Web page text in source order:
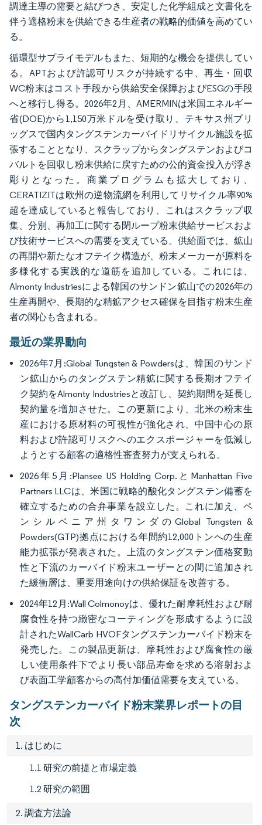
調達主導の需要と結びつき、安定した化学組成と文書化を
伴う適格粉末を供給できる生産者の戦略的価値を高めてい
る。
循環型サプライモデルもまた、短期的な機会を提供してい
る。APTおよび許認可リスクが持続する中、再生・回収
WC粉末はコスト手段から供給安全保障およびESGの手段
へと移行し得る。2026年2月、AMERMINは米国エネルギー
省(DOE)から1,150万米ドルを受け取り、テキサス州ブリ
ッグスで国内タングステンカーバイドリサイクル施設を拡
張することとなり、スクラップからタングステンおよびコ
バルトを回収し粉末供給に戻すための公的資金投入が浮き
彫りとなった。商業プログラムも拡大しており、
CERATIZITは欧州の逆物流網を利用してリサイクル率90%
超を達成していると報告しており、これはスクラップ収
集、分別、再加工に関する閉ループ粉末供給サービスおよ
び技術サービスへの需要を支えている。供給面では、鉱山
の再開や新たなオフテイク構造が、粉末メーカーが原料を
多様化する実践的な道筋を追加している。これには、
Almonty Industriesによる韓国のサンドン鉱山での2026年の
生産再開や、長期的な精鉱アクセス確保を目指す粉末生産
者の関心も含まれる。
最近の業界動向
2026年7月:Global Tungsten & Powdersは、韓国のサンド
ン鉱山からのタングステン精鉱に関する長期オフテイ
ク契約をAlmonty Industriesと改訂し、契約期間を延長し
契約量を増加させた。この更新により、北米の粉末生
産における原材料の可視性が強化され、中国中心の原
料および許認可リスクへのエクスポージャーを低減し
ようとする顧客の適格性審査努力が支えられる。
2026年5月:Plansee US Holding Corp.とManhattan Five
Partners LLCは、米国に戦略的酸化タングステン備蓄を
確立するための合弁事業を設立した。これに加え、ペ
ンシルベニア州タワンダのGlobal Tungsten &
Powders(GTP)拠点における年間約12,000トンへの生産
能力拡張が発表された。上流のタングステン価格変動
性と下流のカーバイド粉末ユーザーとの間に追加され
た緩衝層は、重要用途向けの供給保証を改善する。
2024年12月:Wall Colmonoyは、優れた耐摩耗性および耐
腐食性を持つ緻密なコーティングを形成するように設
計されたWallCarb HVOFタングステンカーバイド粉末を
発売した。この製品更新は、摩耗性および腐食性の厳
しい使用条件下でより長い部品寿命を求める溶射およ
び表面工学顧客からの高付加価値需要を支えている。
タングステンカーバイド粉末業界レポートの目
次
1. はじめに
1.1 研究の前提と市場定義
1.2 研究の範囲
2. 調査方法論